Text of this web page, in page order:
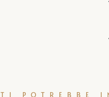
TI POTREBBE